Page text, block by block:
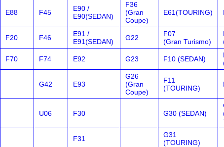
E88 F45
E90 /
E90(SEDAN)
F36
(Gran
Coupe)
E61(TOURING)
F20 F46
E91 /
E91(SEDAN)
G22
F07
(Gran Turismo)
F70 F74 E92 G23 F10 (SEDAN)
G42 E93
G26
(Gran
Coupe)
F11
(TOURING)
U06 F30 G30 (SEDAN)
F31
G31
(TOURING)